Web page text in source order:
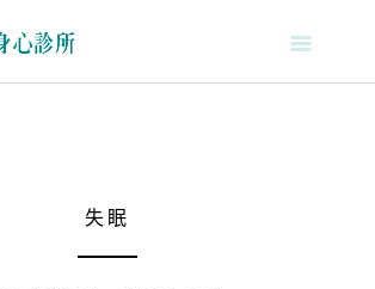
失眠